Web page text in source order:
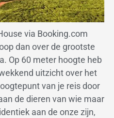
via Booking.com
dan over de grootste
Op 60 meter hoogte heb
uitzicht over het
van je reis door
de dieren van wie maar
aan de onze zijn,